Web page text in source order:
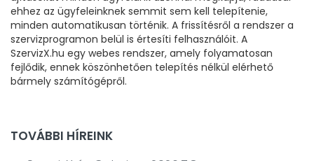
ehhez az ügyfeleinknek semmit sem kell telepítenie,
minden automatikusan történik. A frissítésről a rendszer a
szervizprogramon belül is értesíti felhasználóit. A
SzervizX.hu egy webes rendszer, amely folyamatosan
fejlődik, ennek köszönhetően telepítés nélkül elérhető
bármely számítógépről.
TOVÁBBI HÍREINK